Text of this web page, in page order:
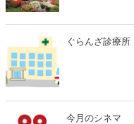
ぐらんざ診療所
今月のシネマ